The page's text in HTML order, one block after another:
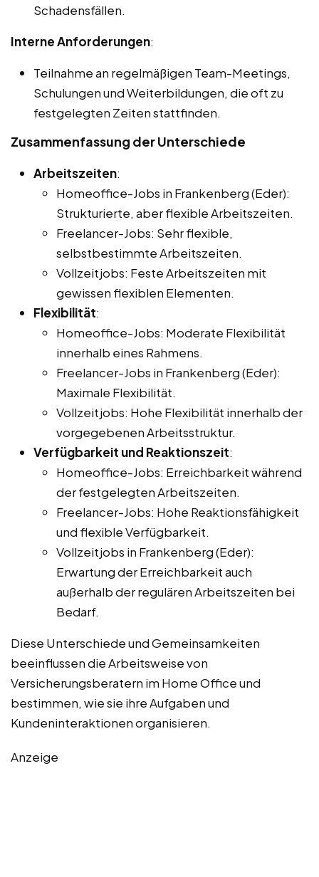
Schadensfällen.
Interne Anforderungen:
Teilnahme an regelmäßigen Team-Meetings,
Schulungen und Weiterbildungen, die oft zu
festgelegten Zeiten stattfinden.
Zusammenfassung der Unterschiede
Arbeitszeiten:
Homeoffice-Jobs in Frankenberg (Eder):
Strukturierte, aber flexible Arbeitszeiten.
Freelancer-Jobs: Sehr flexible,
selbstbestimmte Arbeitszeiten.
Vollzeitjobs: Feste Arbeitszeiten mit
gewissen flexiblen Elementen.
Flexibilität:
Homeoffice-Jobs: Moderate Flexibilität
innerhalb eines Rahmens.
Freelancer-Jobs in Frankenberg (Eder):
Maximale Flexibilität.
Vollzeitjobs: Hohe Flexibilität innerhalb der
vorgegebenen Arbeitsstruktur.
Verfügbarkeit und Reaktionszeit:
Homeoffice-Jobs: Erreichbarkeit während
der festgelegten Arbeitszeiten.
Freelancer-Jobs: Hohe Reaktionsfähigkeit
und flexible Verfügbarkeit.
Vollzeitjobs in Frankenberg (Eder):
Erwartung der Erreichbarkeit auch
außerhalb der regulären Arbeitszeiten bei
Bedarf.
Diese Unterschiede und Gemeinsamkeiten
beeinflussen die Arbeitsweise von
Versicherungsberatern im Home Office und
bestimmen, wie sie ihre Aufgaben und
Kundeninteraktionen organisieren.
Anzeige